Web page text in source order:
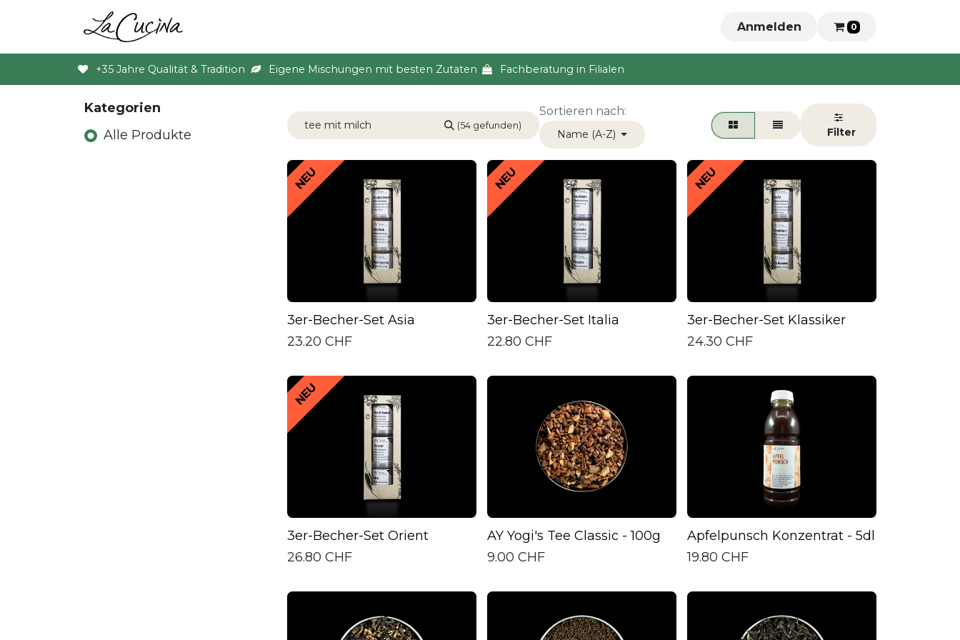
Anmelden 0
+35 Jahre Qualität & Tradition Eigene Mischungen mit besten Zutaten Fachberatung in Filialen
Kategorien
Alle Produkte
(54 gefunden)
Sortieren nach:
Name (A-Z)
NEU
3er-Becher-Set Asia
23.20 CHF
NEU
3er-Becher-Set Italia
22.80 CHF
NEU
3er-Becher-Set Klassiker
24.30 CHF
NEU
3er-Becher-Set Orient
26.80 CHF
AY Yogi's Tee Classic - 100g
9.00 CHF
Apfelpunsch Konzentrat - 5dl
19.80 CHF